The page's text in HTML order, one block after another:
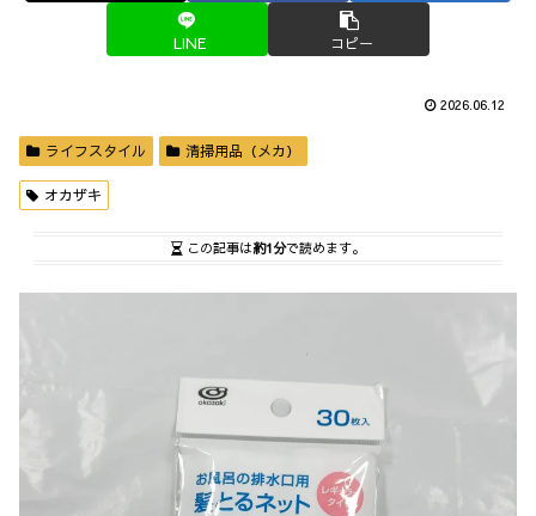
LINE コピー
2026.06.12
ライフスタイル 清掃用品（メカ）
オカザキ
この記事は約1分で読めます。